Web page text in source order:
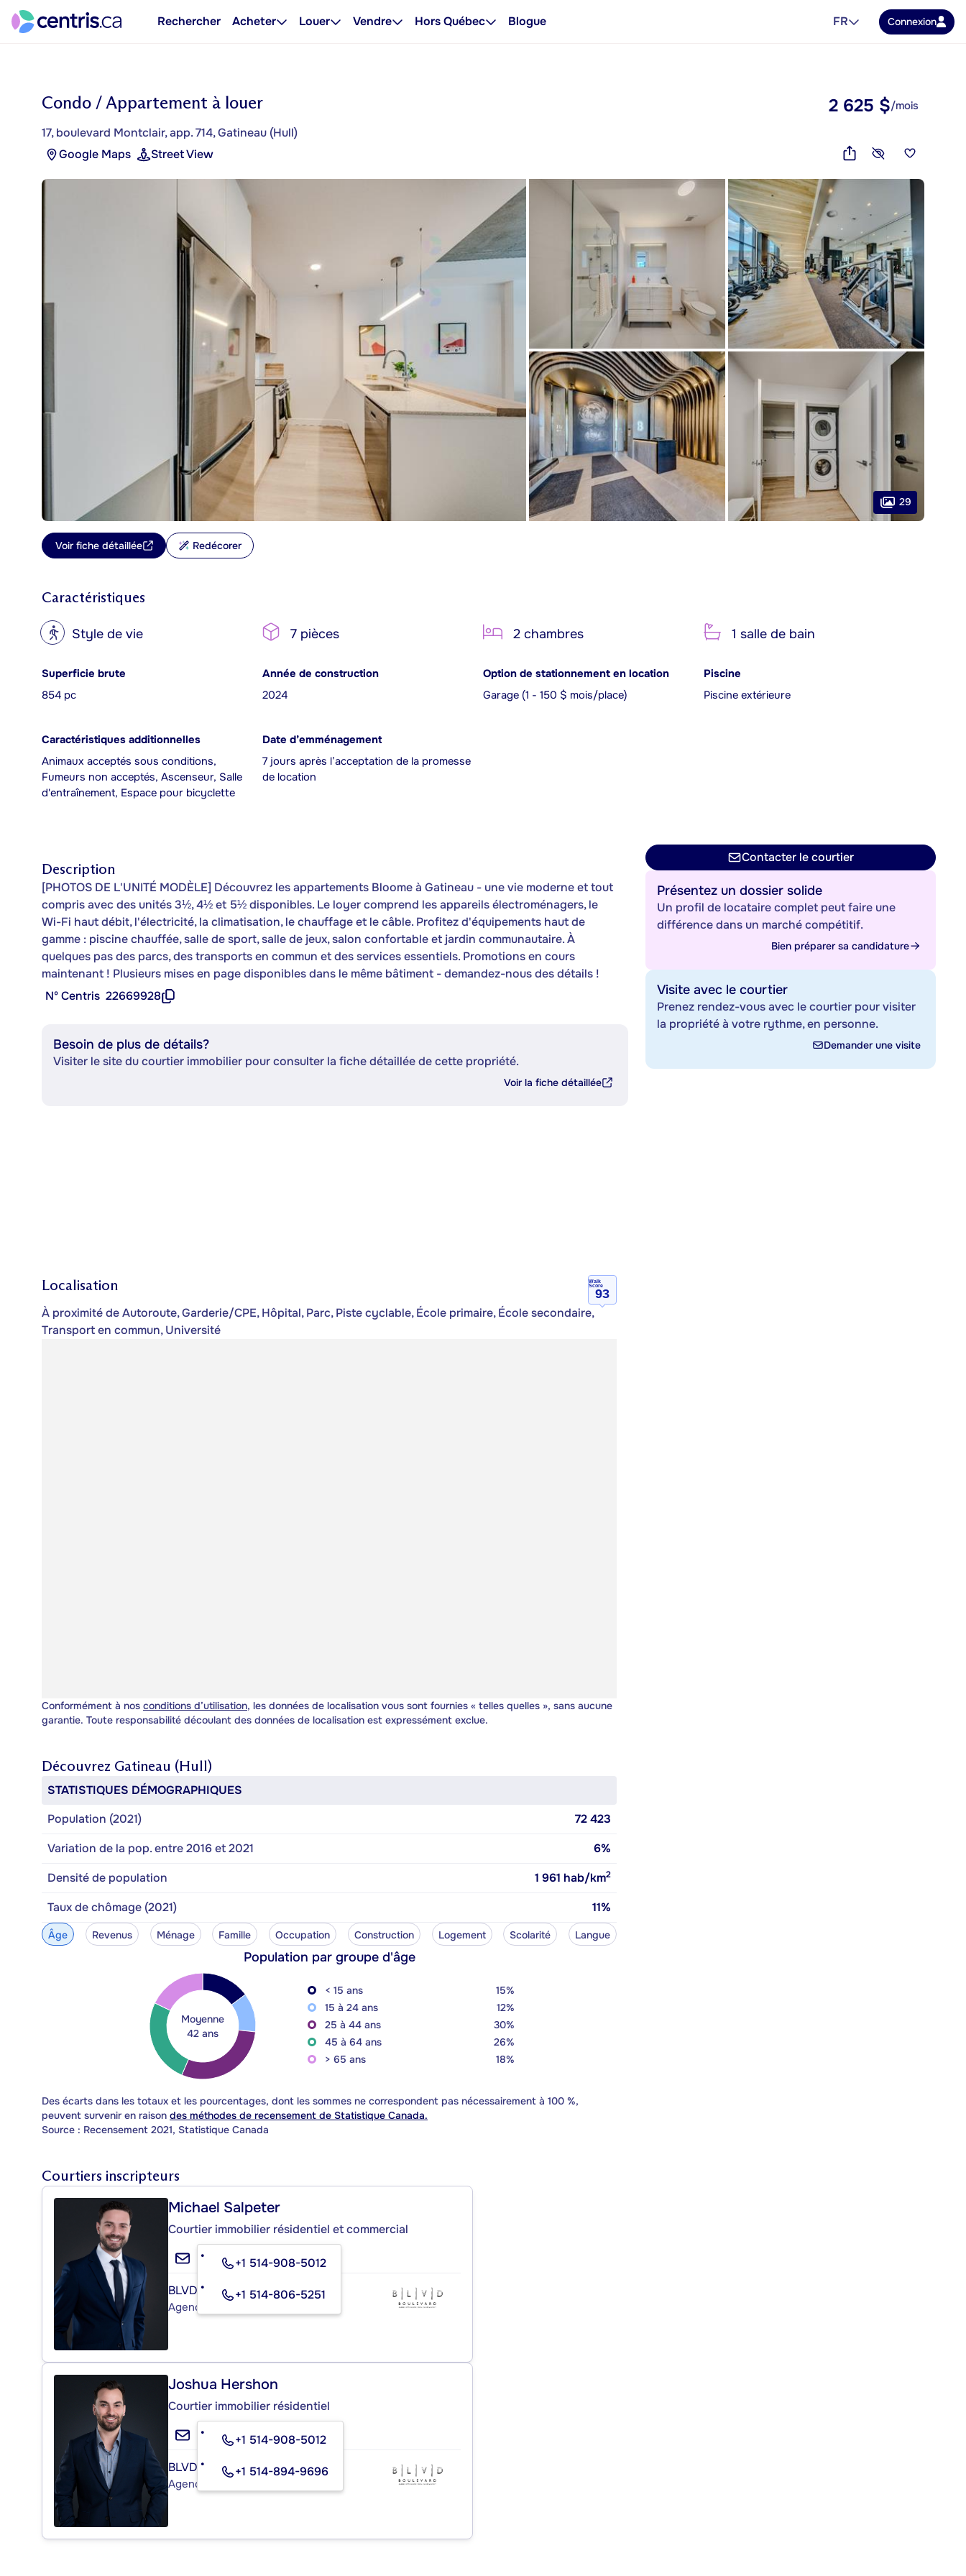
Rechercher Acheter Louer Vendre Hors Québec Blogue FR Connexion
Condo / Appartement à louer
17, boulevard Montclair, app. 714, Gatineau (Hull)
Google Maps
Street View
2 625 $/mois
29
Voir fiche détaillée Redécorer
Caractéristiques
? Style de vie 7 pièces 2 chambres 1 salle de bain
Superficie brute
854 pc
Année de construction
2024
Option de stationnement en location
Garage (1 - 150 $ mois/place)
Piscine
Piscine extérieure
Caractéristiques additionnelles
Animaux acceptés sous conditions,
Fumeurs non acceptés, Ascenseur, Salle
d'entraînement, Espace pour bicyclette
Date d’emménagement
7 jours après l’acceptation de la promesse
de location
Description
[PHOTOS DE L'UNITÉ MODÈLE] Découvrez les appartements Bloome à Gatineau - une vie moderne et tout
compris avec des unités 3½, 4½ et 5½ disponibles. Le loyer comprend les appareils électroménagers, le
Wi-Fi haut débit, l'électricité, la climatisation, le chauffage et le câble. Profitez d'équipements haut de
gamme : piscine chauffée, salle de sport, salle de jeux, salon confortable et jardin communautaire. À
quelques pas des parcs, des transports en commun et des services essentiels. Promotions en cours
maintenant ! Plusieurs mises en page disponibles dans le même bâtiment - demandez-nous des détails !
Nº Centris 22669928
Besoin de plus de détails?
Visiter le site du courtier immobilier pour consulter la fiche détaillée de cette propriété.
Voir la fiche détaillée
Localisation
Walk
Score
93
À proximité de Autoroute, Garderie/CPE, Hôpital, Parc, Piste cyclable, École primaire, École secondaire,
Transport en commun, Université
Conformément à nos conditions d’utilisation, les données de localisation vous sont fournies « telles quelles », sans aucune
garantie. Toute responsabilité découlant des données de localisation est expressément exclue.
Découvrez Gatineau (Hull)
STATISTIQUES DÉMOGRAPHIQUES
Population (2021)
72 423
Variation de la pop. entre 2016 et 2021
6%
Densité de population
1 961 hab/km2
Taux de chômage (2021) 11%
Âge Revenus Ménage Famille Occupation Construction Logement Scolarité Langue
Population par groupe d'âge
Moyenne
42 ans
< 15 ans
15%
15 à 24 ans
12%
25 à 44 ans
30%
45 à 64 ans
26%
> 65 ans
18%
Des écarts dans les totaux et les pourcentages, dont les sommes ne correspondent pas nécessairement à 100 %,
peuvent survenir en raison des méthodes de recensement de Statistique Canada.
Source : Recensement 2021, Statistique Canada
Courtiers inscripteurs
Michael Salpeter
Courtier immobilier résidentiel et commercial
+1 514-908-5012
+1 514-806-5251
BLVD IMMOBILIER
Agence immobilière
Joshua Hershon
Courtier immobilier résidentiel
+1 514-908-5012
+1 514-894-9696
BLVD IMMOBILIER
Agence immobilière
Contacter le courtier
Présentez un dossier solide
Un profil de locataire complet peut faire une
différence dans un marché compétitif.
Bien préparer sa candidature
Visite avec le courtier
Prenez rendez-vous avec le courtier pour visiter
la propriété à votre rythme, en personne.
Demander une visite